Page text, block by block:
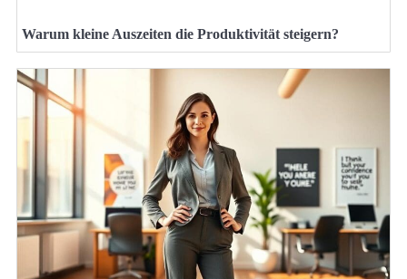
Warum kleine Auszeiten die Produktivität steigern?